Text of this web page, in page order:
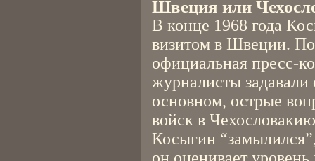
Швеция или
В конце 1968 года
визитом в Швеции. По
официальная пресс-
журналисты задавали
основном, острые
войск в
Косыгин